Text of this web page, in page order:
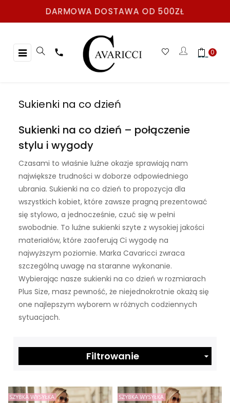
DARMOWA DOSTAWA OD 500ZŁ
Toggle
navigation
☰  0
Sukienki na co dzień
Sukienki na co dzień – połączenie
stylu i wygody
Czasami to właśnie luźne okazje sprawiają nam
największe trudności w doborze odpowiedniego
ubrania. Sukienki na co dzień to propozycja dla
wszystkich kobiet, które zawsze pragną prezentować
się stylowo, a jednocześnie, czuć się w pełni
swobodnie. To luźne sukienki szyte z wysokiej jakości
materiałów, które zaoferują Ci wygodę na
najwyższym poziomie. Marka Cavaricci zwraca
szczególną uwagę na staranne wykonanie.
Wybierając nasze sukienki na co dzień w rozmiarach
Plus Size, masz pewność, że niejednokrotnie okażą się
one najlepszym wyborem w różnych codziennych
sytuacjach.

Filtrowanie